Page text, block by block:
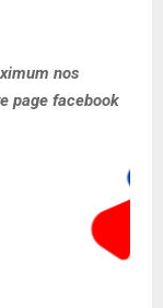
nos
page facebook